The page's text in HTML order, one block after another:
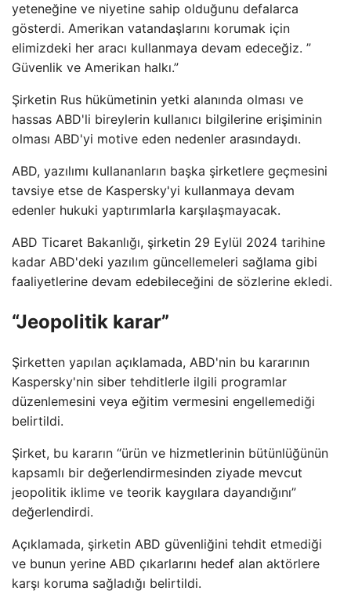
yeteneğine ve niyetine sahip olduğunu defalarca
gösterdi. Amerikan vatandaşlarını korumak için
elimizdeki her aracı kullanmaya devam edeceğiz. ”
Güvenlik ve Amerikan halkı.”
Şirketin Rus hükümetinin yetki alanında olması ve
hassas ABD'li bireylerin kullanıcı bilgilerine erişiminin
olması ABD'yi motive eden nedenler arasındaydı.
ABD, yazılımı kullananların başka şirketlere geçmesini
tavsiye etse de Kaspersky'yi kullanmaya devam
edenler hukuki yaptırımlarla karşılaşmayacak.
ABD Ticaret Bakanlığı, şirketin 29 Eylül 2024 tarihine
kadar ABD'deki yazılım güncellemeleri sağlama gibi
faaliyetlerine devam edebileceğini de sözlerine ekledi.
“Jeopolitik karar”
Şirketten yapılan açıklamada, ABD'nin bu kararının
Kaspersky'nin siber tehditlerle ilgili programlar
düzenlemesini veya eğitim vermesini engellemediği
belirtildi.
Şirket, bu kararın “ürün ve hizmetlerinin bütünlüğünün
kapsamlı bir değerlendirmesinden ziyade mevcut
jeopolitik iklime ve teorik kaygılara dayandığını”
değerlendirdi.
Açıklamada, şirketin ABD güvenliğini tehdit etmediği
ve bunun yerine ABD çıkarlarını hedef alan aktörlere
karşı koruma sağladığı belirtildi.